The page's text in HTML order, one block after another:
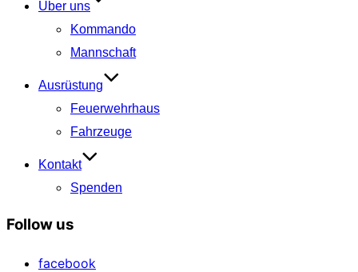
Über uns
Kommando
Mannschaft
Ausrüstung
Feuerwehrhaus
Fahrzeuge
Kontakt
Spenden
Follow us
facebook